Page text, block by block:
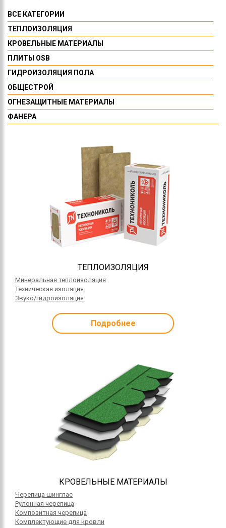
ВСЕ КАТЕГОРИИ
ТЕПЛОИЗОЛЯЦИЯ
КРОВЕЛЬНЫЕ МАТЕРИАЛЫ
ПЛИТЫ OSB
ГИДРОИЗОЛЯЦИЯ ПОЛА
ОБЩЕСТРОЙ
ОГНЕЗАЩИТНЫЕ МАТЕРИАЛЫ
ФАНЕРА
ТЕПЛОИЗОЛЯЦИЯ
Минеральная теплоизоляция
Техническая изоляция
Звуко/гидроизоляция
Подробнее
КРОВЕЛЬНЫЕ МАТЕРИАЛЫ
Черепица шинглас
Рулонная черепица
Композитная черепица
Комплектующие для кровли